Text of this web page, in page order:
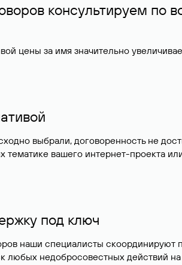
консультируем по
цены за имя значительно
выбрали, договоренность не
тематике вашего интернет-проекта
под ключ
наши специалисты
любых недобросовестных действий